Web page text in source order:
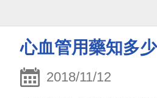
心血管用藥知多少
2018/11/12